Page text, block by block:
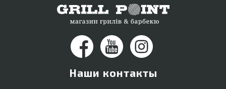
Наши контакты